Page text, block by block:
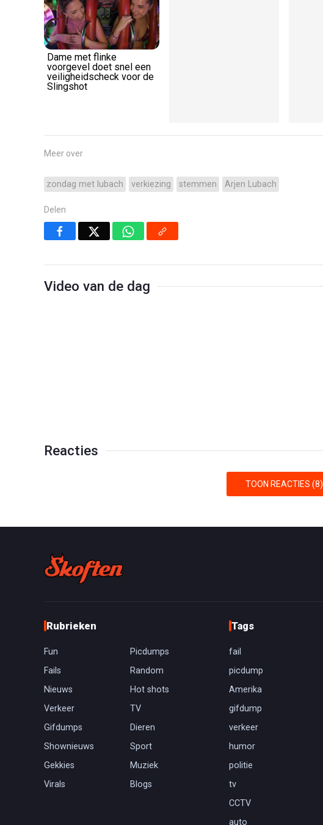
Dame met flinke
voorgevel doet snel een
veiligheidscheck voor de
Slingshot
Meer over
zondag met lubach verkiezing stemmen Arjen Lubach
Delen
Video van de dag
Reacties
TOON REACTIES (8)
Rubrieken
Fun
Picdumps
Fails
Random
Nieuws
Hot shots
Verkeer
TV
Gifdumps
Dieren
Shownieuws
Sport
Gekkies
Muziek
Virals
Blogs
Tags
fail
picdump
Amerika
gifdump
verkeer
humor
politie
tv
CCTV
auto